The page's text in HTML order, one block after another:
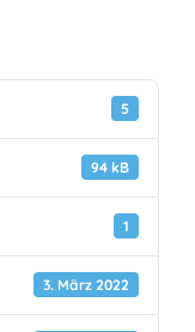
5
94 kB
1
3. März 2022